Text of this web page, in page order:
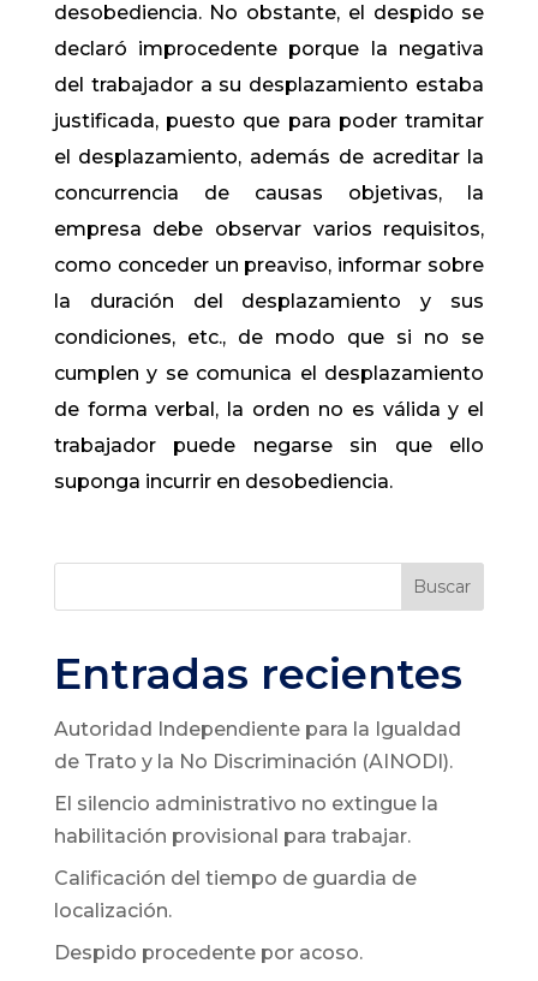
desobediencia. No obstante, el despido se
declaró improcedente porque la negativa
del trabajador a su desplazamiento estaba
justificada, puesto que para poder tramitar
el desplazamiento, además de acreditar la
concurrencia de causas objetivas, la
empresa debe observar varios requisitos,
como conceder un preaviso, informar sobre
la duración del desplazamiento y sus
condiciones, etc., de modo que si no se
cumplen y se comunica el desplazamiento
de forma verbal, la orden no es válida y el
trabajador puede negarse sin que ello
suponga incurrir en desobediencia.
Buscar
Entradas recientes
Autoridad Independiente para la Igualdad
de Trato y la No Discriminación (AINODI).
El silencio administrativo no extingue la
habilitación provisional para trabajar.
Calificación del tiempo de guardia de
localización.
Despido procedente por acoso.